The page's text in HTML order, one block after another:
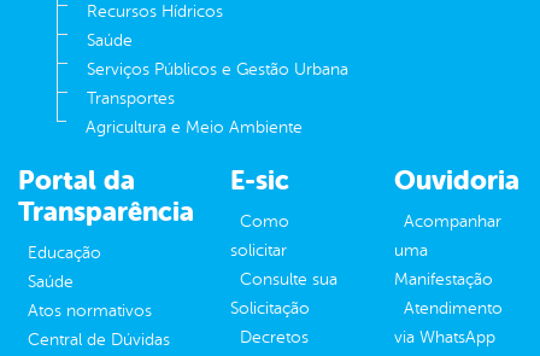
Recursos Hídricos
Saúde
Serviços Públicos e Gestão Urbana
Transportes
Agricultura e Meio Ambiente
Portal da
Transparência
Educação
Saúde
Atos normativos
Central de Dúvidas
E-sic
Como
solicitar
Consulte sua
Solicitação
Decretos
Ouvidoria
Acompanhar
uma
Manifestação
Atendimento
via WhatsApp